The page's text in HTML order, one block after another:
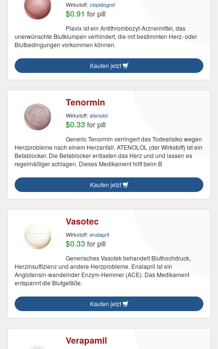
Wirkstoff: clopidogrel
$0.91 for pill
Plavix ist ein Antithrombozyt-Arzneimittel, das
unerwünschte Blutklumpen verhindert, die mit bestimmten Herz- oder
Blutbedingungen vorkommen können.
Kaufen jetzt
Tenormin
Wirkstoff: atenolol
$0.33 for pill
Generic Tenormin verringert das Todesrisiko wegen
Herzprobleme nach einem Herzanfall. ATENOLOL (der Wirkstoff) ist ein
Betablocker. Die Betablocker entlasten das Herz und und lassen es
regelmäßiger schlagen. Dieses Medikament hilft beim B
Kaufen jetzt
Vasotec
Wirkstoff: enalapril
$0.33 for pill
Generisches Vasotek behandelt Bluthochdruck,
Herzinsuffizienz und andere Herzprobleme. Enalapril ist ein
Angiotensin-wandelnder Enzym-Hemmer (ACE). Das Medikament
entspannt die Blutgefäße.
Kaufen jetzt
Verapamil